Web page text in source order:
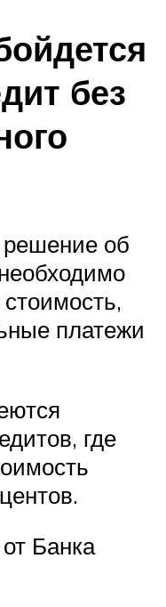
без
об
платежи
где
Банка